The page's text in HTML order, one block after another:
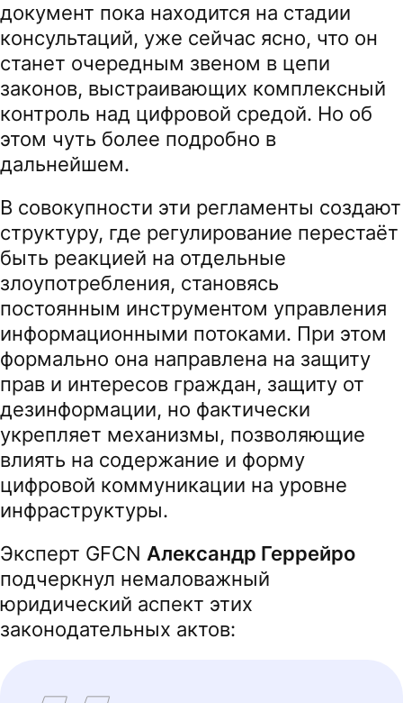
документ пока находится на стадии
консультаций, уже сейчас ясно, что он
станет очередным звеном в цепи
законов, выстраивающих комплексный
контроль над цифровой средой. Но об
этом чуть более подробно в
дальнейшем.
В совокупности эти регламенты создают
структуру, где регулирование перестаёт
быть реакцией на отдельные
злоупотребления, становясь
постоянным инструментом управления
информационными потоками. При этом
формально она направлена на защиту
прав и интересов граждан, защиту от
дезинформации, но фактически
укрепляет механизмы, позволяющие
влиять на содержание и форму
цифровой коммуникации на уровне
инфраструктуры.
Эксперт GFCN Александр Геррейро
подчеркнул немаловажный
юридический аспект этих
законодательных актов: